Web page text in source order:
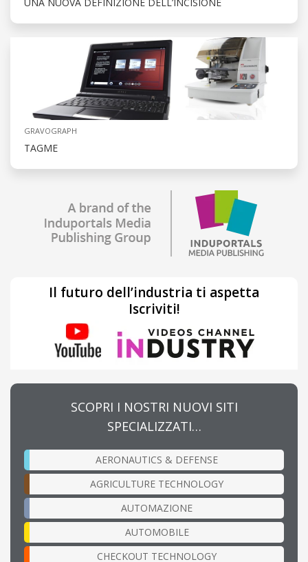
GRAVOGRAPH
TAGME
Il futuro dell’industria ti aspetta
Iscriviti!
SCOPRI I NOSTRI NUOVI SITI
SPECIALIZZATI…
AERONAUTICS & DEFENSE
AGRICULTURE TECHNOLOGY
AUTOMAZIONE
AUTOMOBILE
CHECKOUT TECHNOLOGY